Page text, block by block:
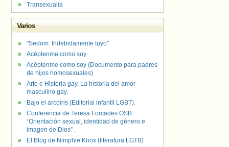
Transexualia
Varios
"Sedom. Indebidamente tuyo"
Acéptenme como soy
Acéptenme como soy (Documento para padres
de hijos homosexuales)
Arte e Historia gay. La historia del amor
masculino gay.
Bajo el arcoíris (Editorial infantil LGBT).
Conferencia de Teresa Forcades OSB:
“Orientación sexual, identidad de género e
imagen de Dios” .
El Blog de Nimphie Knox (literatura LGTB)